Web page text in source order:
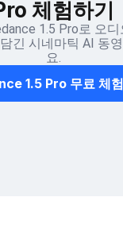
체험하기
1.5 Pro로 오디
긴 시네마틱 AI 동
요.
1.5 Pro 무료 체